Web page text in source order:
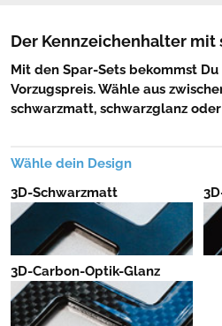
Halterungen selber bestimmen.
Wir bieten unsere beliebtesten
Paket an.
Der Kennzeichenhalter mit
Mit den Spar-Sets bekommst
Vorzugspreis. Wähle aus
schwarzmatt, schwarzglanz
Wähle dein Design
3D-Schwarzmatt
3D-Carbon-Optik-Glanz